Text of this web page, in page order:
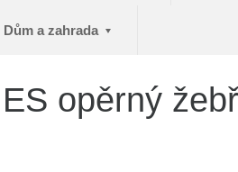
Dům a zahrada
opěrný